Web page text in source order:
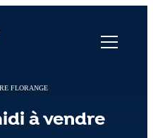
FLORANGE
à vendre